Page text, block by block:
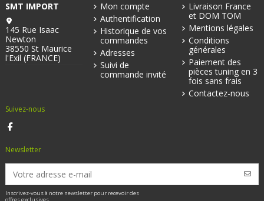
SMT IMPORT
145 Rue Isaac
Newton
38550 St Maurice
l'Exil (FRANCE)
Mon compte
Authentification
Historique de vos
commandes
Adresses
Suivi de
commande invité
Livraison France
et DOM TOM
Mentions légales
Conditions
générales
Paiement des
pièces tuning en 3
fois sans frais
Contactez-nous
Suivez-nous
Newsletter
Inscrivez-vous à notre newsletter pour recevoir des